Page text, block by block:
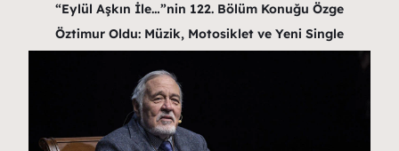
“Eylül Aşkın İle…”nin 122. Bölüm Konuğu Özge
Öztimur Oldu: Müzik, Motosiklet ve Yeni Single